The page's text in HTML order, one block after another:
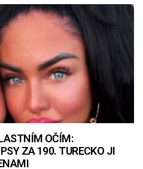
OČÍM:
ZA 190. TURECKO JI